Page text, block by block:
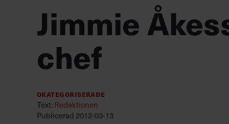
Jimmie
chef
Okategoriserade
Text: Redaktionen
Publicerad 2012-03-13